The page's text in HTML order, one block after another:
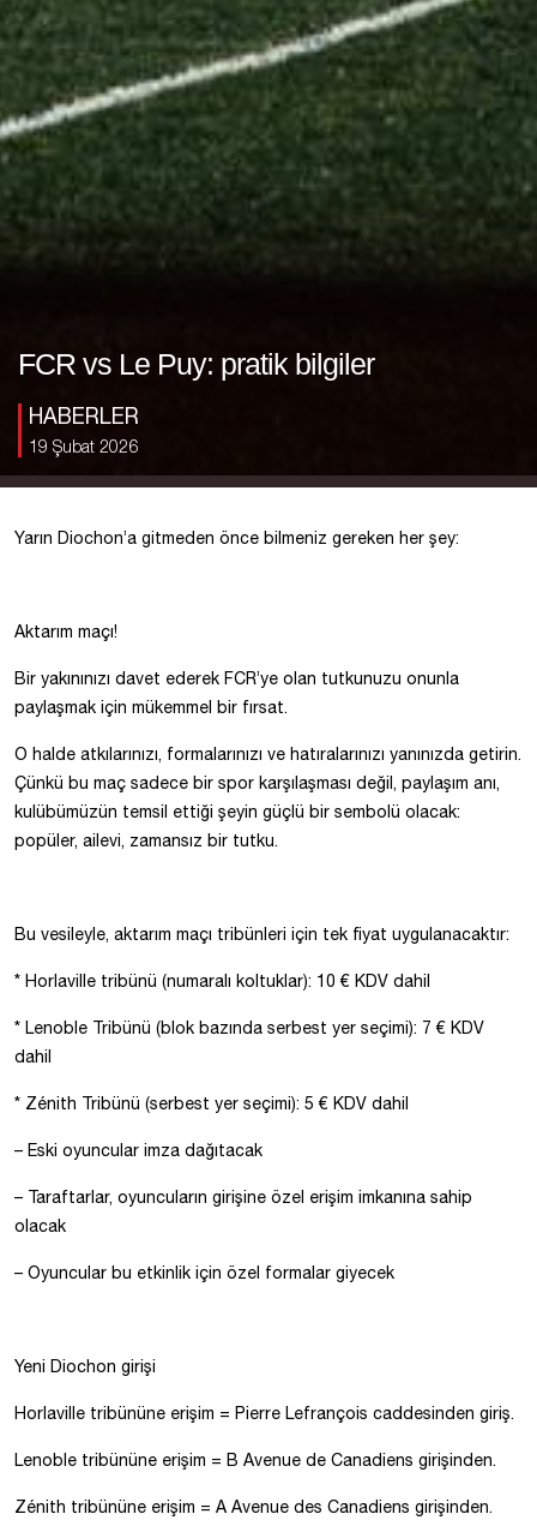
FCR vs Le Puy: pratik bilgiler
HABERLER
19 Şubat 2026
Yarın Diochon’a gitmeden önce bilmeniz gereken her şey:
Aktarım maçı!
Bir yakınınızı davet ederek FCR’ye olan tutkunuzu onunla
paylaşmak için mükemmel bir fırsat.
O halde atkılarınızı, formalarınızı ve hatıralarınızı yanınızda getirin.
Çünkü bu maç sadece bir spor karşılaşması değil, paylaşım anı,
kulübümüzün temsil ettiği şeyin güçlü bir sembolü olacak:
popüler, ailevi, zamansız bir tutku.
Bu vesileyle, aktarım maçı tribünleri için tek fiyat uygulanacaktır:
* Horlaville tribünü (numaralı koltuklar): 10 € KDV dahil
* Lenoble Tribünü (blok bazında serbest yer seçimi): 7 € KDV
dahil
* Zénith Tribünü (serbest yer seçimi): 5 € KDV dahil
– Eski oyuncular imza dağıtacak
– Taraftarlar, oyuncuların girişine özel erişim imkanına sahip
olacak
– Oyuncular bu etkinlik için özel formalar giyecek
Yeni Diochon girişi
Horlaville tribününe erişim = Pierre Lefrançois caddesinden giriş.
Lenoble tribününe erişim = B Avenue de Canadiens girişinden.
Zénith tribününe erişim = A Avenue des Canadiens girişinden.